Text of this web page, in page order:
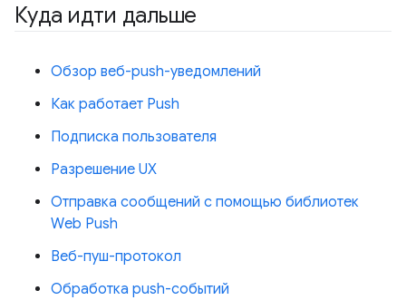
Куда идти дальше
Обзор веб-push-уведомлений
Как работает Push
Подписка пользователя
Разрешение UX
Отправка сообщений с помощью библиотек
Web Push
Веб-пуш-протокол
Обработка push-событий